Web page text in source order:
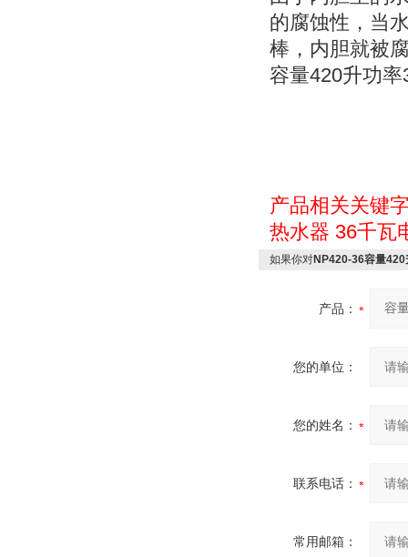
的腐蚀性，当
棒，内胆就被
容量420升功率
产品相关关键
热水器 36千瓦
如果你对NP420-36容量
产品：
您的单位：
您的姓名：
联系电话：
常用邮箱：